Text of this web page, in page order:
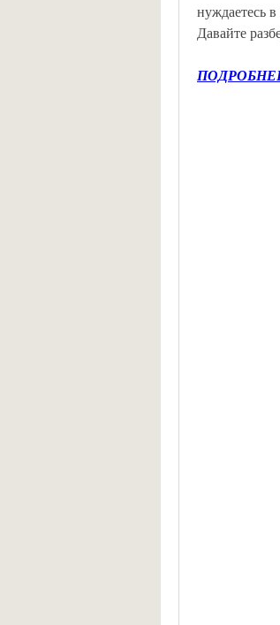
нуждаетесь
Давайте